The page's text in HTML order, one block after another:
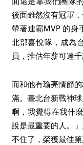
後面雖然沒有冠軍
帶著連霸MVP 的身
北部喜悅隊，成為
員，推估年薪可達千
而和他有瑜亮情節
滿。臺北台新戰神
啊，我覺得在我什
說是最重要的人。
不住了，榮獲最佳